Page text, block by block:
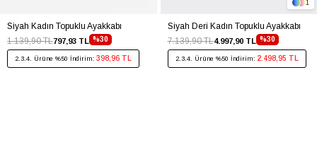
Siyah Kadın Topuklu Ayakkabı
%30
797,93 TL
1.139,90 TL
2.3.4. Ürüne %50 İndirim: 398,96 TL
Siyah Deri Kadın Topuklu Ayakkabı
%30
4.997,90 TL
7.139,90 TL
2.3.4. Ürüne %50 İndirim: 2.498,95 TL
1